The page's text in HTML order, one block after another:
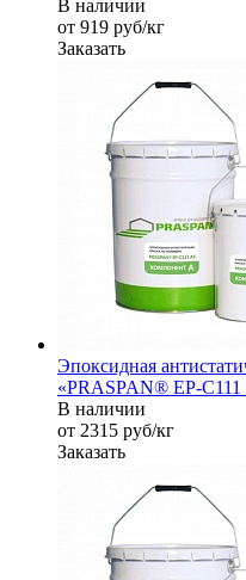
В наличии
от 919 руб/кг
Заказать
Эпоксидная
«PRASPAN® EP-С111
В наличии
от 2315 руб/кг
Заказать